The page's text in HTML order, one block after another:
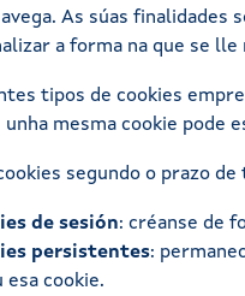
As súas finalidades
a forma na que se
tipos de cookies
unha mesma cookie pode
segundo o prazo
de sesión: créanse de
persistentes:
esa cookie.